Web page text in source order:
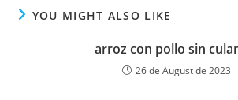
YOU MIGHT ALSO LIKE
arroz con pollo sin
26 de August de 2023